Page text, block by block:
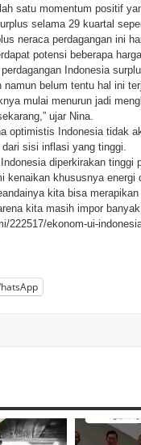
satu momentum positif
selama 29 kuartal
neraca perdagangan ini
potensi beberapa
Indonesia
namun belum tentu hal ini
mulai menurun jadi
ujar Nina.
optimistis Indonesia tidak
sisi inflasi yang tinggi.
diperkirakan tinggi
kenaikan khususnya energi
kita bisa
kita masih impor
222517/ekonom-ui-